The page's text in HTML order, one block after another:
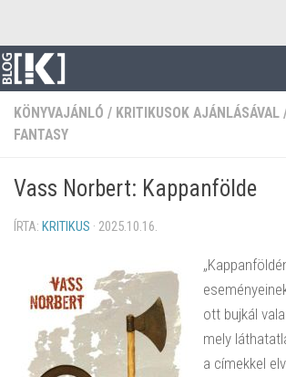
KÖNYVAJÁNLÓ / KRITIKUSOK AJÁNLÁSÁVAL
FANTASY
Vass Norbert: Kappanfölde
ÍRTA: KRITIKUS · 2025.10.16.
ott bujkál
mely
a címekkel